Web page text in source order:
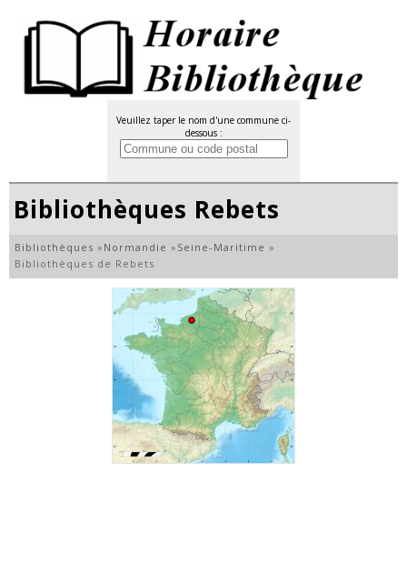
Veuillez taper le nom d'une commune ci-
dessous :
Bibliothèques Rebets
Bibliothèques » Normandie » Seine-Maritime »
Bibliothèques de Rebets